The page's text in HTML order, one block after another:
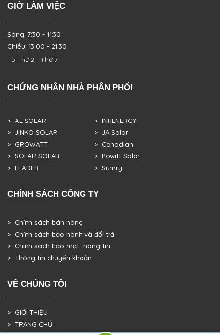
GIỜ LÀM VIỆC
Sáng: 7:30 - 11:30
Chiều: 13:00 - 21:30
Từ Thứ 2 - Thứ 7
CHỨNG NHẬN NHÀ PHÂN PHỐI
> AE SOLAR
> JINKO SOLAR
> GROWATT
> SOFAR SOLAR
> LEADER
> INHENERGY
> JA Solar
> Canadian
> Powitt Solar
> Sumry
CHÍNH SÁCH CÔNG TY
> Chính sách bán hàng
> Chính sách bảo hành và đổi trả
> Chính sách bảo mật thông tin
> Thông tin chuyển khoản
VỀ CHÚNG TÔI
> GIỚI THIỆU
> TRANG CHỦ